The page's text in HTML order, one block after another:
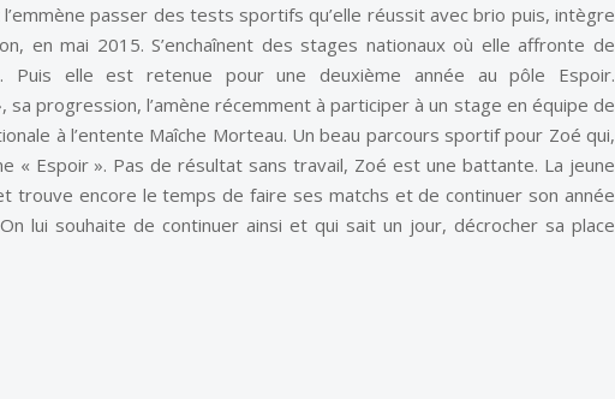
passer des tests sportifs qu’elle réussit avec brio puis, intègre
en mai 2015. S’enchaînent des stages nationaux où elle affronte de
Puis elle est retenue pour une deuxième année au pôle Espoir.
progression, l’amène récemment à participer à un stage en équipe de
à l’entente Maîche Morteau. Un beau parcours sportif pour Zoé qui,
« Espoir ». Pas de résultat sans travail, Zoé est une battante. La jeune
trouve encore le temps de faire ses matchs et de continuer son année
lui souhaite de continuer ainsi et qui sait un jour, décrocher sa place